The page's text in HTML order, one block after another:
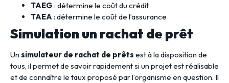
TAEG : détermine le coût du crédit
TAEA: détermine le coût de l’assurance
Simulation un rachat de prêt
Un simulateur de rachat de prêts est à la disposition de
tous, il permet de savoir rapidement si un projet est réalisable
et de connaître le taux proposé par l’organisme en question. Il